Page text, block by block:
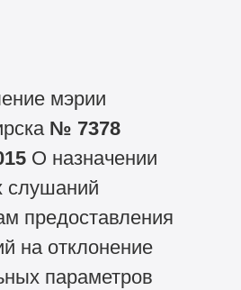
мэрии
№ 7378
О назначении
слушаний
предоставления
на отклонение
параметров